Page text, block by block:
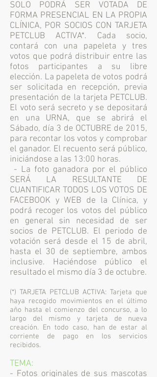
SOLO PODRÁ SER VOTADA DE
FORMA PRESENCIAL EN LA PROPIA
CLÍNICA, POR SOCIOS CON TARJETA
PETCLUB ACTIVA*. Cada socio,
contará con una papeleta y tres
votos que podrá distribuir entre las
fotos participantes a su libre
elección. La papeleta de votos podrá
ser solicitada en recepción, previa
presentación de la tarjeta PETCLUB.
El voto será secreto y se depositará
en una URNA, que se abrirá el
Sábado, día 3 de OCTUBRE de 2015,
para recontar los votos y comprobar
el ganador. El recuento será público,
iniciándose a las 13:00 horas.
- La foto ganadora por el público
SERÁ LA RESULTANTE DE
CUANTIFICAR TODOS LOS VOTOS DE
FACEBOOK y WEB de la Clínica, y
podrá recoger los votos del público
en general sin necesidad de ser
socios de PETCLUB. El periodo de
votación será desde el 15 de abril,
hasta el 30 de septiembre, ambos
inclusive. Haciéndose público el
resultado el mismo día 3 de octubre.
(*) TARJETA PETCLUB ACTIVA: Tarjeta que
haya recogido movimientos en el último
año hasta el comienzo del concurso, a lo
largo del mismo y tarjeta de nueva
creación. En todo caso, han de estar al
corriente de pago en los servicios
recibidos.
TEMA:
- Fotos originales de sus mascotas